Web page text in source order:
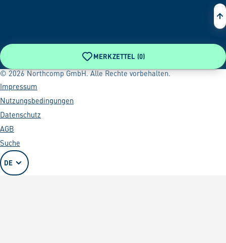
MERKZETTEL (0)
© 2026 Northcomp GmbH. Alle Rechte vorbehalten.
Impressum
Nutzungsbedingungen
Datenschutz
AGB
Suche
DE